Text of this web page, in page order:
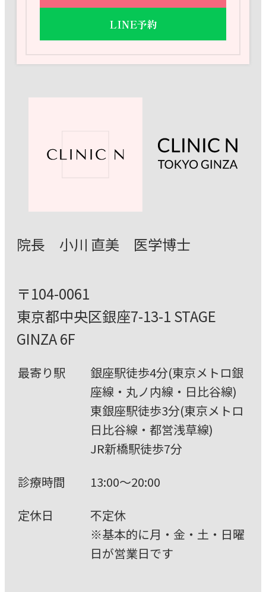
LINE予約
院⻑ ⼩川 直美 医学博⼠
〒104-0061
東京都中央区銀座7-13-1 STAGE
GINZA 6F
最寄り駅
銀座駅徒歩4分(東京メトロ銀
座線・丸ノ内線・⽇⽐⾕線)
東銀座駅徒歩3分(東京メトロ
⽇⽐⾕線・都営浅草線)
JR新橋駅徒歩7分
診療時間
13:00〜20:00
定休⽇
不定休
※基本的に⽉・⾦・⼟・⽇曜
⽇が営業⽇です